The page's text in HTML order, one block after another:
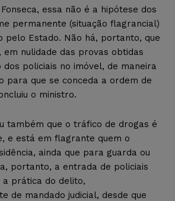
essa não é a hipótese dos
permanente (situação flagrancial)
pelo Estado. Não há, portanto, que
nulidade das provas obtidas
dos policiais no imóvel, de maneira
para que se conceda a ordem de
o ministro.
também que o tráfico de drogas é
e está em flagrante quem o
ainda que para guarda ou
portanto, a entrada de policiais
prática do delito,
de mandado judicial, desde que